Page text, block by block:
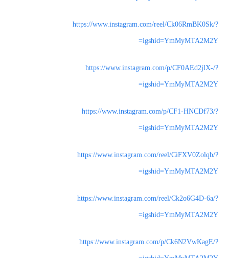
https://www.instagram.com/reel/Ck06RmBK0Sk/?
igshid=YmMyMTA2M2Y=
https://www.instagram.com/p/CF0AEd2jlX-/?
igshid=YmMyMTA2M2Y=
https://www.instagram.com/p/CF1-HNCDf73/?
igshid=YmMyMTA2M2Y=
https://www.instagram.com/reel/CiFXV0Zolqb/?
igshid=YmMyMTA2M2Y=
https://www.instagram.com/reel/Ck2o6G4D-6a/?
igshid=YmMyMTA2M2Y=
https://www.instagram.com/p/Ck6N2VwKagE/?